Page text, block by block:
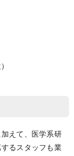
えて、医学系研
るスタッフも業